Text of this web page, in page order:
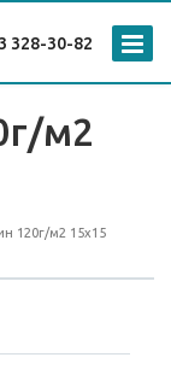
328-30-82
м2
120г/м2 15х15